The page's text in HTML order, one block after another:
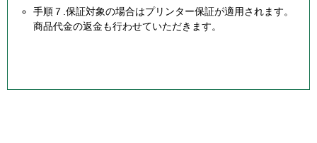
手順７.保証対象の場合はプリンター保証が適用されます。
商品代金の返金も行わせていただきます。